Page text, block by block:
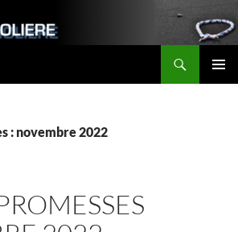
: novembre 2022